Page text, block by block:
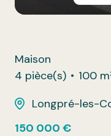
Maison
4 pièce(s)
100
Longpré-les-
150 000 €